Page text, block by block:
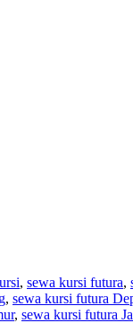
, sewa kursi futura,
, sewa kursi futura
, sewa kursi futura